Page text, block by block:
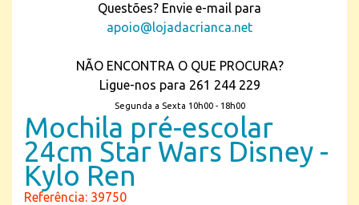
Questões? Envie e-mail para
apoio@lojadacrianca.net
NÃO ENCONTRA O QUE PROCURA?
Ligue-nos para 261 244 229
Segunda a Sexta 10h00 - 18h00
Mochila pré-escolar
24cm Star Wars Disney -
Kylo Ren
Referência: 39750